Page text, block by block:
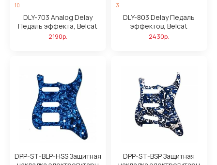
10
DLY-703 Analog Delay
Педаль эффекта, Belcat
2190р.
3
DLY-803 Delay Педаль
эффектов, Belcat
2430р.
DPP-ST-BLP-HSS Защитная
DPP-ST-BSP Защитная